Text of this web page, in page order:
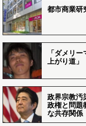
都市商業研
「ダメリ
上がり道」
政界宗教汚
政権と問題
な共存関係